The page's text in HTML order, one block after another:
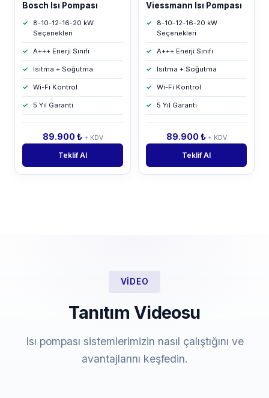
Bosch Isı Pompası
8-10-12-16-20 kW
Seçenekleri
A+++ Enerji Sınıfı
Isıtma + Soğutma
Wi-Fi Kontrol
5 Yıl Garanti
89.900 ₺ + KDV
Teklif Al
Viessmann Isı Pompası
8-10-12-16-20 kW
Seçenekleri
A+++ Enerji Sınıfı
Isıtma + Soğutma
Wi-Fi Kontrol
5 Yıl Garanti
89.900 ₺ + KDV
Teklif Al
VIDEO
Tanıtım Videosu
Isı pompası sistemlerimizin nasıl çalıştığını ve
avantajlarını keşfedin.